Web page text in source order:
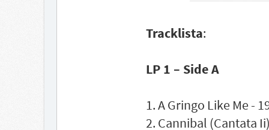
Tracklista:
LP 1 – Side A
1. A Gringo Like Me -
2. Cannibal (Cantata